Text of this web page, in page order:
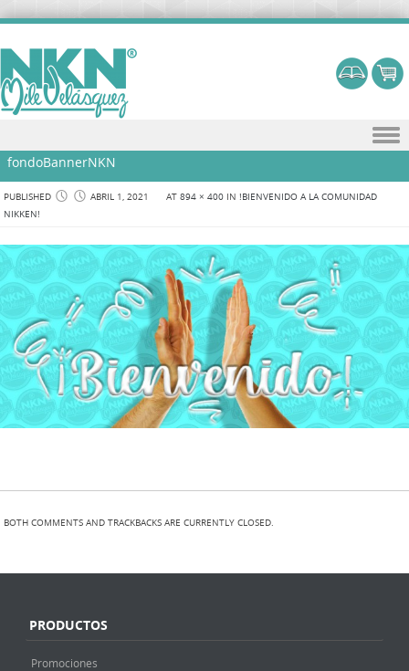
Skip to content
fondoBannerNKN
PUBLISHED ABRIL 1, 2021 AT 894 × 400 IN !BIENVENIDO A LA COMUNIDAD
NIKKEN!
BOTH COMMENTS AND TRACKBACKS ARE CURRENTLY CLOSED.
PRODUCTOS
Promociones